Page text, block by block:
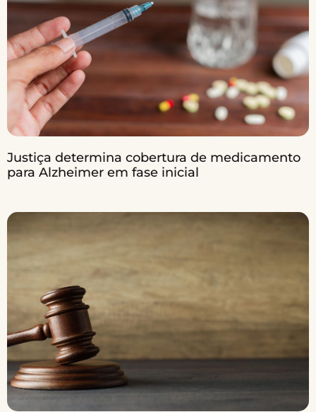
Justiça determina cobertura de medicamento
para Alzheimer em fase inicial